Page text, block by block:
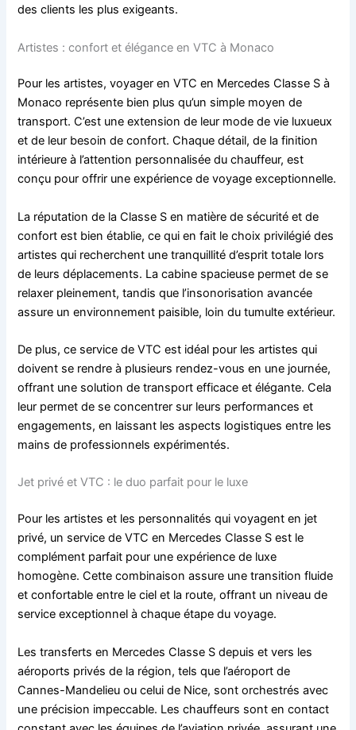
des clients les plus exigeants.
Artistes : confort et élégance en VTC à Monaco
Pour les artistes, voyager en VTC en Mercedes Classe S à
Monaco représente bien plus qu’un simple moyen de
transport. C’est une extension de leur mode de vie luxueux
et de leur besoin de confort. Chaque détail, de la finition
intérieure à l’attention personnalisée du chauffeur, est
conçu pour offrir une expérience de voyage exceptionnelle.
La réputation de la Classe S en matière de sécurité et de
confort est bien établie, ce qui en fait le choix privilégié des
artistes qui recherchent une tranquillité d’esprit totale lors
de leurs déplacements. La cabine spacieuse permet de se
relaxer pleinement, tandis que l’insonorisation avancée
assure un environnement paisible, loin du tumulte extérieur.
De plus, ce service de VTC est idéal pour les artistes qui
doivent se rendre à plusieurs rendez-vous en une journée,
offrant une solution de transport efficace et élégante. Cela
leur permet de se concentrer sur leurs performances et
engagements, en laissant les aspects logistiques entre les
mains de professionnels expérimentés.
Jet privé et VTC : le duo parfait pour le luxe
Pour les artistes et les personnalités qui voyagent en jet
privé, un service de VTC en Mercedes Classe S est le
complément parfait pour une expérience de luxe
homogène. Cette combinaison assure une transition fluide
et confortable entre le ciel et la route, offrant un niveau de
service exceptionnel à chaque étape du voyage.
Les transferts en Mercedes Classe S depuis et vers les
aéroports privés de la région, tels que l’aéroport de
Cannes-Mandelieu ou celui de Nice, sont orchestrés avec
une précision impeccable. Les chauffeurs sont en contact